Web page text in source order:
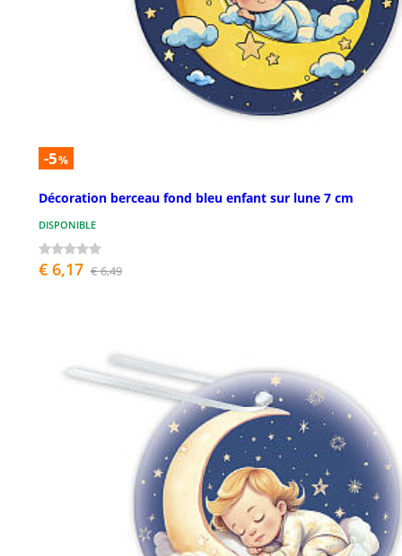
-5%
Décoration berceau fond bleu enfant sur lune 7 cm
DISPONIBLE
€ 6,17 € 6,49